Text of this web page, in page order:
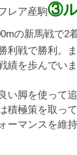
レア産駒③ル
の新馬戦で2
利戦で勝利。
績を歩んでいま
い脚を使って
積極策を取っ
ーマンスを維